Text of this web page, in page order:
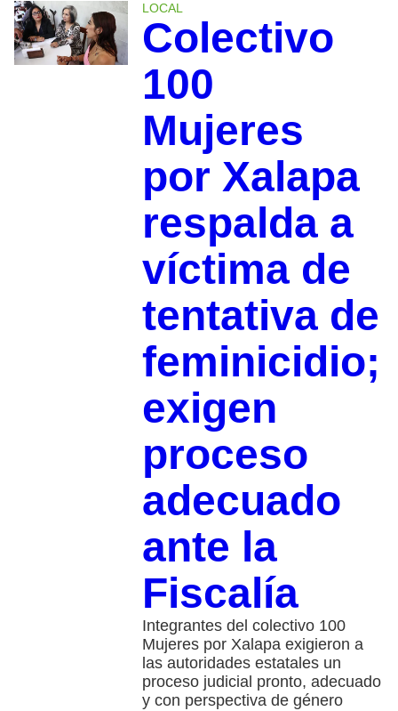
LOCAL
Colectivo
100
Mujeres
por Xalapa
respalda a
víctima de
tentativa de
feminicidio;
exigen
proceso
adecuado
ante la
Fiscalía
Integrantes del colectivo 100
Mujeres por Xalapa exigieron a
las autoridades estatales un
proceso judicial pronto, adecuado
y con perspectiva de género